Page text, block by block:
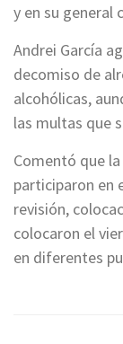
y en su general
Andrei García
decomiso de
alcohólicas,
las multas que
Comentó que
participaron en
revisión,
colocaron el
en diferentes